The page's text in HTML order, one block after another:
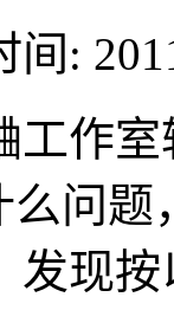
:
工作
么问
发现